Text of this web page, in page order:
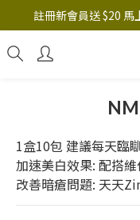
註冊新會員送 $20 馬
註冊新會員送 $20 馬
B.Y.O.B
1盒10包 建議每天臨
加速美白效果: 配搭維
改善暗瘡問題: 天天